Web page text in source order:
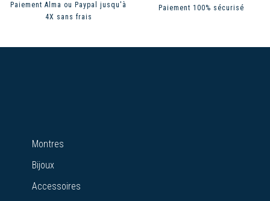
Paiement Alma ou Paypal jusqu'à
4X sans frais
Paiement 100% sécurisé
Montres
Bijoux
Accessoires